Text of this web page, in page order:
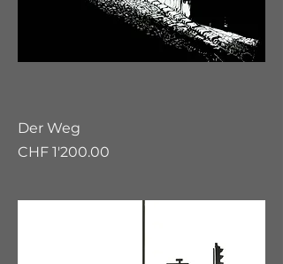
Der Weg
Preis
CHF 1'200.00